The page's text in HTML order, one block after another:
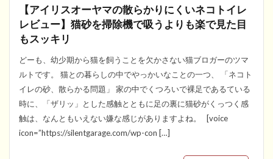
【アイリスオーヤマの散らかりにくいネコトイレ
レビュー】猫砂を掃除機で吸うよりも楽で見た目
もスッキリ
どーも、幼少期から猫を飼うことを欠かさない猫ブロガーのツマ
ルトです。 猫との暮らしの中でやっかいなことの一つ、 「ネコト
イレの砂、散らかる問題」 家の中でくつろいで裸足であるている
時に、「ザリッ」とした感触とともに足の裏に猫砂がくっつく感
触は、なんともいえない嫌な感じがありますよね。 [voice
icon=”https://silentgarage.com/wp-con […]